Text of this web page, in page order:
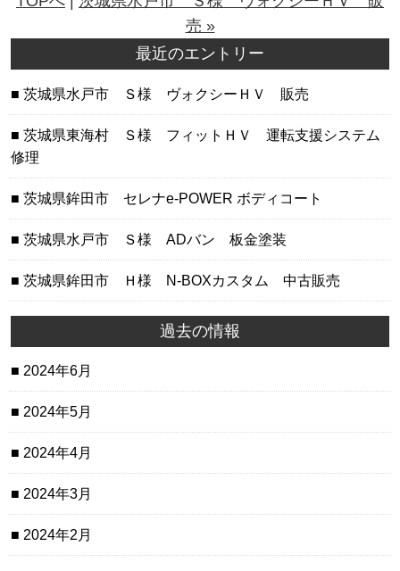
売 »
最近のエントリー
茨城県水戸市 Ｓ様 ヴォクシーＨＶ 販売
茨城県東海村 Ｓ様 フィットＨＶ 運転支援システム
修理
茨城県鉾田市 セレナe-POWER ボディコート
茨城県水戸市 Ｓ様 ADバン 板金塗装
茨城県鉾田市 Ｈ様 N-BOXカスタム 中古販売
過去の情報
2024年6月
2024年5月
2024年4月
2024年3月
2024年2月